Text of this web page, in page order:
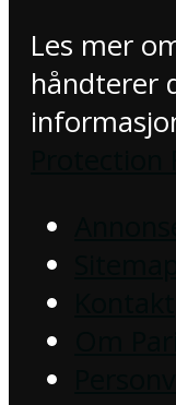
Les mer
håndterer